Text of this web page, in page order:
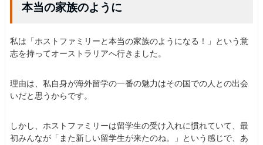
本当の家族のように
私は「ホストファミリーと本当の家族のようになる！」という意
志を持ってオーストラリアへ行きました。
理由は、私自身が海外留学の一番の魅力はその国での人との出会
いだと思うからです。
しかし、ホストファミリーは留学生の受け入れに慣れていて、最
初みんなが「また新しい留学生が来たのね。」という感じで、あ